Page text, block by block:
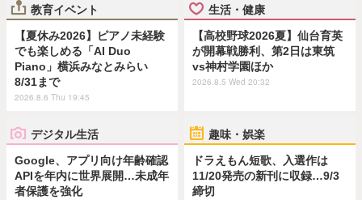
教育イベント
【夏休み2026】ピアノ未経験
でも楽しめる「AI Duo
Piano」横浜みなとみらい
8/31まで
2026.8.6 Thu 19:45
生活・健康
【高校野球2026夏】仙台育英
が開幕戦勝利、第2日は東筑
vs神村学園ほか
2026.8.5 Wed 20:32
デジタル生活
Google、アプリ向け年齢確認
APIを年内に世界展開…未成年
者保護を強化
趣味・娯楽
ドラえもん短歌、入選作は
11/20発売の新刊に収録…9/3
締切